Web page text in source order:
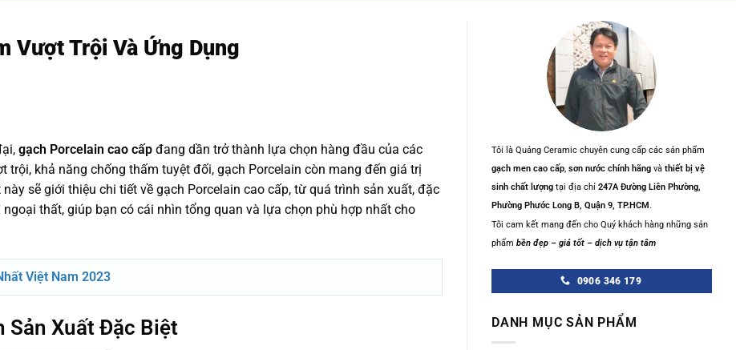
Vượt Trội Và Ứng Dụng
gạch Porcelain cao cấp đang dần trở thành lựa chọn hàng đầu của các
khả năng chống thấm tuyệt đối, gạch Porcelain còn mang đến giá trị
sẽ giới thiệu chi tiết về gạch Porcelain cao cấp, từ quá trình sản xuất, đặc
thất, giúp bạn có cái nhìn tổng quan và lựa chọn phù hợp nhất cho
Việt Nam 2023
Sản Xuất Đặc Biệt
Tôi là Quảng Ceramic chuyên cung cấp các sản phẩm
gạch men cao cấp, sơn nước chính hãng và thiết bị vệ
sinh chất lượng tại địa chỉ 247A Đường Liên Phường,
Phường Phước Long B, Quận 9, TP.HCM.
Tôi cam kết mang đến cho Quý khách hàng những sản
phẩm bền đẹp – giá tốt – dịch vụ tận tâm
0906 346 179
DANH MỤC SẢN PHẨM